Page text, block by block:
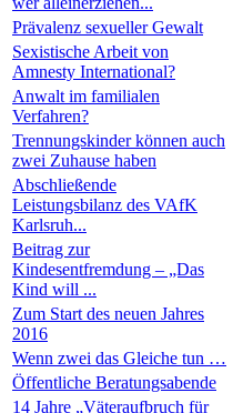
Prävalenz sexueller Gewalt
Sexistische Arbeit von
Amnesty International?
Anwalt im familialen
Verfahren?
Trennungskinder können auch
zwei Zuhause haben
Abschließende
Leistungsbilanz des VAfK
Karlsruh...
Beitrag zur
Kindesentfremdung – „Das
Kind will ...
Zum Start des neuen Jahres
2016
Wenn zwei das Gleiche tun …
Öffentliche Beratungsabende
14 Jahre „Väteraufbruch für